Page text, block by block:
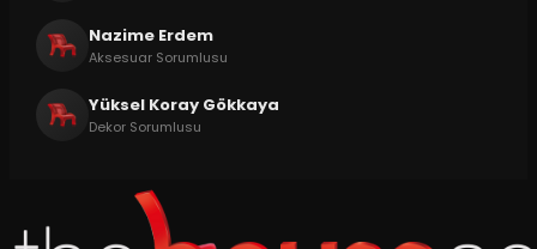
Nazime Erdem
Aksesuar Sorumlusu
Yüksel Koray Gökkaya
Dekor Sorumlusu